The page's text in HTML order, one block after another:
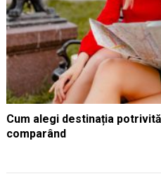
Cum alegi destinația
comparând